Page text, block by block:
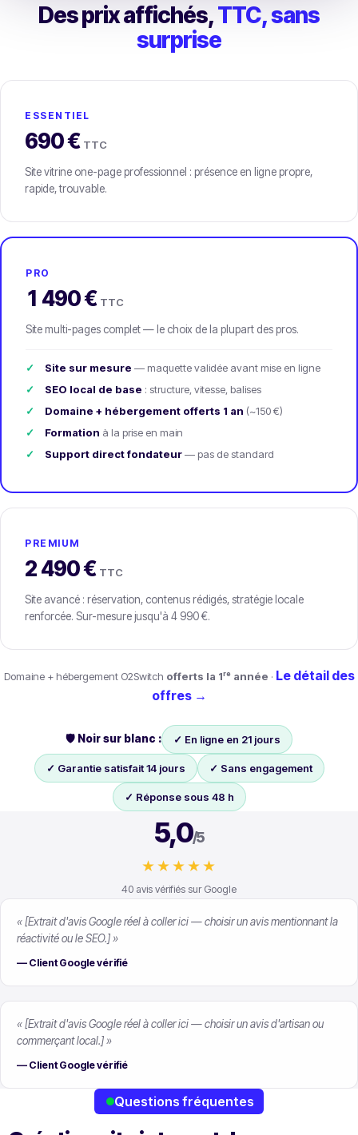
Des prix affichés,TTC, sans
surprise
ESSENTIEL
690 € TTC
Site vitrine one-page professionnel : présence en ligne propre,
rapide, trouvable.
PRO
1 490 € TTC
Site multi-pages complet — le choix de la plupart des pros.
Site sur mesure — maquette validée avant mise en ligne
SEO local de base : structure, vitesse, balises
Domaine + hébergement offerts 1 an (~150 €)
Formation à la prise en main
Support direct fondateur— pas de standard
PREMIUM
2 490 € TTC
Site avancé : réservation, contenus rédigés, stratégie locale
renforcée. Sur-mesure jusqu'à 4 990 €.
Domaine + hébergement O2Switch offerts la 1ʳᵉ année · Le détail des
offres →
🛡️ Noir sur blanc : ✓ En ligne en 21 jours
✓ Garantie satisfait 14 jours ✓ Sans engagement
✓ Réponse sous 48 h
5,0/5
★★★★★
40 avis vérifiés sur Google
« [Extrait d'avis Google réel à coller ici — choisir un avis mentionnant la
réactivité ou le SEO.] »
— Client Google vérifié
« [Extrait d'avis Google réel à coller ici — choisir un avis d'artisan ou
commerçant local.] »
— Client Google vérifié
Questions fréquentes